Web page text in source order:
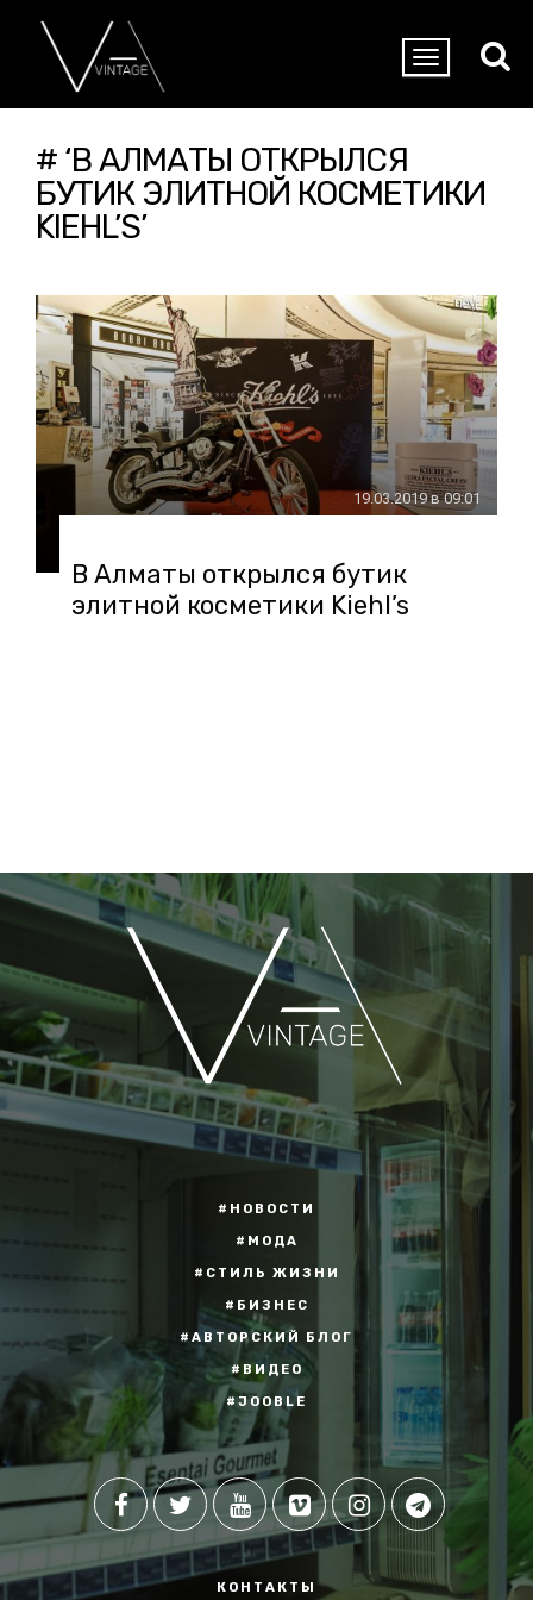
# ‘В АЛМАТЫ ОТКРЫЛСЯ
БУТИК ЭЛИТНОЙ КОСМЕТИКИ
KIEHL’S’
19.03.2019 в 09:01
В Алматы открылся бутик
элитной косметики Kiehl’s
#НОВОСТИ
#МОДА
#СТИЛЬ ЖИЗНИ
#БИЗНЕС
#АВТОРСКИЙ БЛОГ
#ВИДЕО
#JOOBLE
КОНТАКТЫ